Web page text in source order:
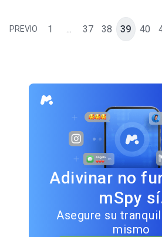
PREVIO 1 ... 37 38 39 40
Adivinar no
mSpy
Asegure su
mismo